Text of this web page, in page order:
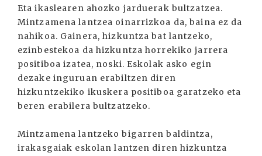
Eta ikaslearen ahozko jarduerak bultzatzea.
Mintzamena lantzea oinarrizkoa da, baina ez da
nahikoa. Gainera, hizkuntza bat lantzeko,
ezinbestekoa da hizkuntza horrekiko jarrera
positiboa izatea, noski. Eskolak asko egin
dezake inguruan erabiltzen diren
hizkuntzekiko ikuskera positiboa garatzeko eta
beren erabilera bultzatzeko.
Mintzamena lantzeko bigarren baldintza,
irakasgaiak eskolan lantzen diren hizkuntza